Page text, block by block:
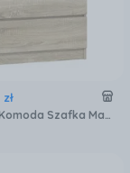
zł
Topeshop Komoda Szafka Malwa 4 Szuflady Dąb Sonoma 70X40X95 5